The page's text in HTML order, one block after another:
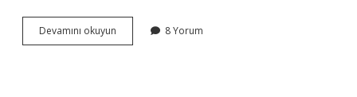
Devamını okuyun
Defter
8 Yorum